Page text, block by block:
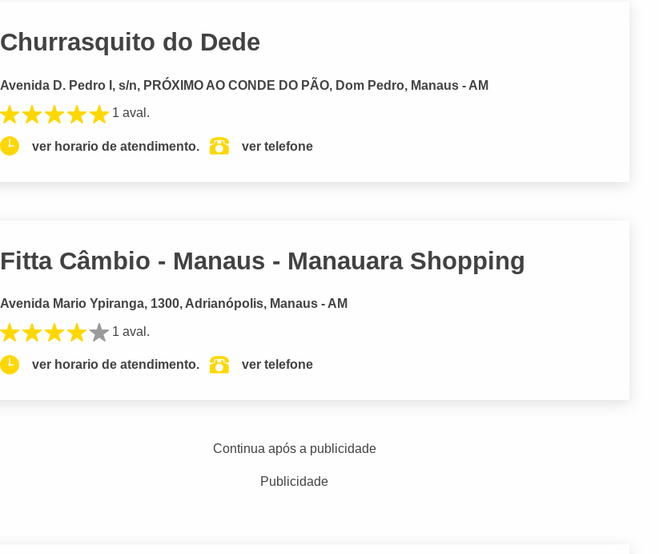
Churrasquito do Dede
Avenida D. Pedro I, s/n, PRÓXIMO AO CONDE DO PÃO, Dom Pedro, Manaus - AM
1 aval.
ver horario de atendimento. ver telefone
Fitta Câmbio - Manaus - Manauara Shopping
Avenida Mario Ypiranga, 1300, Adrianópolis, Manaus - AM
1 aval.
ver horario de atendimento. ver telefone
Continua após a publicidade
Publicidade